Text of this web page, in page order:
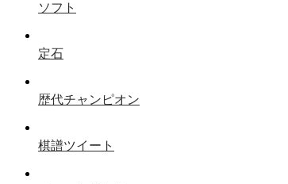
ソフト
定石
歴代チャンピオン
棋譜ツイート